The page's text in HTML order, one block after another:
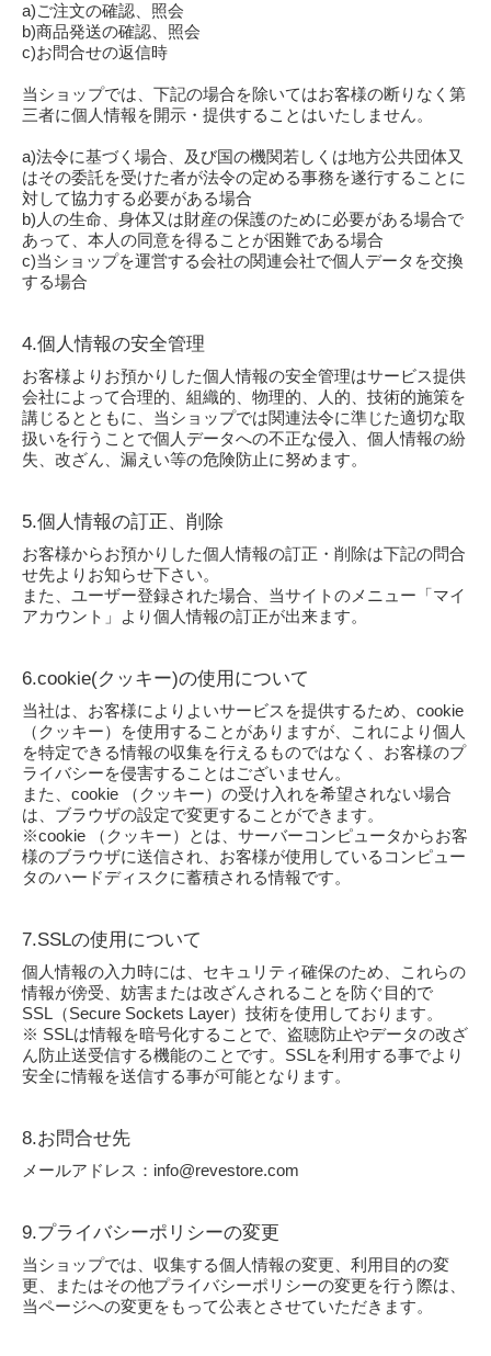
a)ご注文の確認、照会
b)商品発送の確認、照会
c)お問合せの返信時
当ショップでは、下記の場合を除いてはお客様の断りなく第
三者に個人情報を開示・提供することはいたしません。
a)法令に基づく場合、及び国の機関若しくは地方公共団体又
はその委託を受けた者が法令の定める事務を遂行することに
対して協力する必要がある場合
b)人の生命、身体又は財産の保護のために必要がある場合で
あって、本人の同意を得ることが困難である場合
c)当ショップを運営する会社の関連会社で個人データを交換
する場合
4.個人情報の安全管理
お客様よりお預かりした個人情報の安全管理はサービス提供
会社によって合理的、組織的、物理的、人的、技術的施策を
講じるとともに、当ショップでは関連法令に準じた適切な取
扱いを行うことで個人データへの不正な侵入、個人情報の紛
失、改ざん、漏えい等の危険防止に努めます。
5.個人情報の訂正、削除
お客様からお預かりした個人情報の訂正・削除は下記の問合
せ先よりお知らせ下さい。
また、ユーザー登録された場合、当サイトのメニュー「マイ
アカウント」より個人情報の訂正が出来ます。
6.cookie(クッキー)の使用について
当社は、お客様によりよいサービスを提供するため、cookie
（クッキー）を使用することがありますが、これにより個人
を特定できる情報の収集を行えるものではなく、お客様のプ
ライバシーを侵害することはございません。
また、cookie （クッキー）の受け入れを希望されない場合
は、ブラウザの設定で変更することができます。
※cookie （クッキー）とは、サーバーコンピュータからお客
様のブラウザに送信され、お客様が使用しているコンピュー
タのハードディスクに蓄積される情報です。
7.SSLの使用について
個人情報の入力時には、セキュリティ確保のため、これらの
情報が傍受、妨害または改ざんされることを防ぐ目的で
SSL（Secure Sockets Layer）技術を使用しております。
※ SSLは情報を暗号化することで、盗聴防止やデータの改ざ
ん防止送受信する機能のことです。SSLを利用する事でより
安全に情報を送信する事が可能となります。
8.お問合せ先
メールアドレス：info@revestore.com
9.プライバシーポリシーの変更
当ショップでは、収集する個人情報の変更、利用目的の変
更、またはその他プライバシーポリシーの変更を行う際は、
当ページへの変更をもって公表とさせていただきます。